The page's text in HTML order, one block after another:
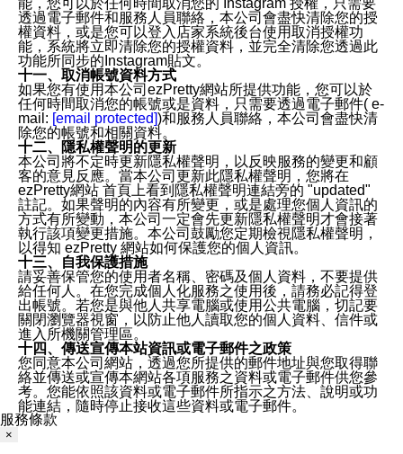
能，您可以於任何時間取消您的 Instagram 授權，只需要
透過電子郵件和服務人員聯絡，本公司會盡快清除您的授
權資料，或是您可以登入店家系統後台使用取消授權功
能，系統將立即清除您的授權資料，並完全清除您透過此
功能所同步的Instagram貼文。
十一、取消帳號資料方式
如果您有使用本公司ezPretty網站所提供功能，您可以於
任何時間取消您的帳號或是資料，只需要透過電子郵件( e-
mail: [email protected])和服務人員聯絡，本公司會盡快清
除您的帳號和相關資料。
十二、隱私權聲明的更新
本公司將不定時更新隱私權聲明，以反映服務的變更和顧
客的意見反應。當本公司更新此隱私權聲明，您將在
ezPretty網站 首頁上看到隱私權聲明連結旁的 "updated"
註記。如果聲明的內容有所變更，或是處理您個人資訊的
方式有所變動，本公司一定會先更新隱私權聲明才會接著
執行該項變更措施。本公司鼓勵您定期檢視隱私權聲明，
以得知 ezPretty 網站如何保護您的個人資訊。
十三、自我保護措施
請妥善保管您的使用者名稱、密碼及個人資料，不要提供
給任何人。在您完成個人化服務之使用後，請務必記得登
出帳號。若您是與他人共享電腦或使用公共電腦，切記要
關閉瀏覽器視窗，以防止他人讀取您的個人資料、信件或
進入所機關管理區。
十四、傳送宣傳本站資訊或電子郵件之政策
您同意本公司網站，透過您所提供的郵件地址與您取得聯
絡並傳送或宣傳本網站各項服務之資料或電子郵件供您參
考。您能依照該資料或電子郵件所指示之方法、說明或功
能連結，隨時停止接收這些資料或電子郵件。
十五、訊息通知
服務條款
×